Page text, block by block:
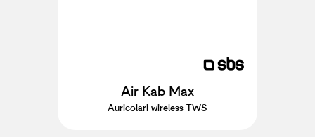
Air Kab Max
Auricolari wireless TWS